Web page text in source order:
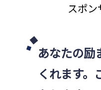
スポ
あなたの励
くれます。